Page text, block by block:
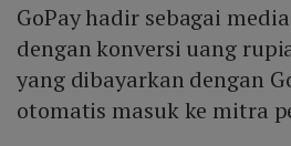
GoPay hadir sebagai
dengan konversi uang
yang dibayarkan dengan
otomatis masuk ke mitra